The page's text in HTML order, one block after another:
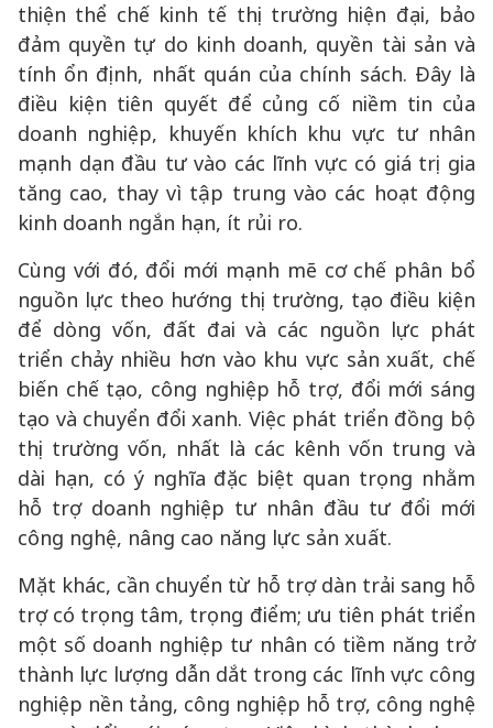
thiện thể chế kinh tế thị trường hiện đại, bảo
đảm quyền tự do kinh doanh, quyền tài sản và
tính ổn định, nhất quán của chính sách. Đây là
điều kiện tiên quyết để củng cố niềm tin của
doanh nghiệp, khuyến khích khu vực tư nhân
mạnh dạn đầu tư vào các lĩnh vực có giá trị gia
tăng cao, thay vì tập trung vào các hoạt động
kinh doanh ngắn hạn, ít rủi ro.
Cùng với đó, đổi mới mạnh mẽ cơ chế phân bổ
nguồn lực theo hướng thị trường, tạo điều kiện
để dòng vốn, đất đai và các nguồn lực phát
triển chảy nhiều hơn vào khu vực sản xuất, chế
biến chế tạo, công nghiệp hỗ trợ, đổi mới sáng
tạo và chuyển đổi xanh. Việc phát triển đồng bộ
thị trường vốn, nhất là các kênh vốn trung và
dài hạn, có ý nghĩa đặc biệt quan trọng nhằm
hỗ trợ doanh nghiệp tư nhân đầu tư đổi mới
công nghệ, nâng cao năng lực sản xuất.
Mặt khác, cần chuyển từ hỗ trợ dàn trải sang hỗ
trợ có trọng tâm, trọng điểm; ưu tiên phát triển
một số doanh nghiệp tư nhân có tiềm năng trở
thành lực lượng dẫn dắt trong các lĩnh vực công
nghiệp nền tảng, công nghiệp hỗ trợ, công nghệ